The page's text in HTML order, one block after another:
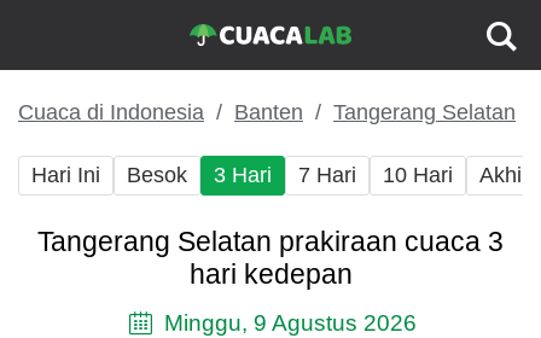
Cuaca di Indonesia Banten Tangerang Selatan
Hari Ini Besok 3 Hari 7 Hari 10 Hari Akhir
Tangerang Selatan prakiraan cuaca 3
hari kedepan
Minggu, 9 Agustus 2026